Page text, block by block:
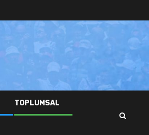
TOPLUMSAL